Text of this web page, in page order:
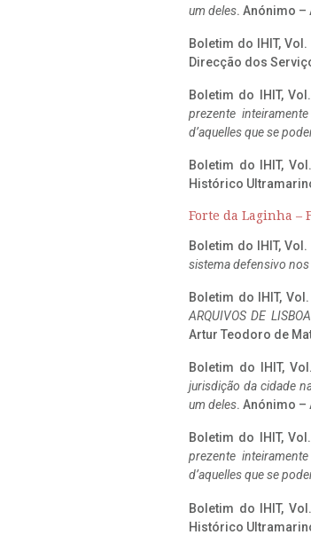
um deles. Anónimo
Boletim do IHIT, Vol.
Direcção dos
Boletim do IHIT,
prezente
d’aquelles que se
Boletim do IHIT,
Histórico
Forte da Laginha –
Boletim do IHIT, Vol.
sistema defensivo
Boletim do IHIT,
ARQUIVOS DE
Artur Teodoro de
Boletim do IHIT,
jurisdição da cidade
um deles. Anónimo
Boletim do IHIT,
prezente
d’aquelles que se
Boletim do IHIT,
Histórico